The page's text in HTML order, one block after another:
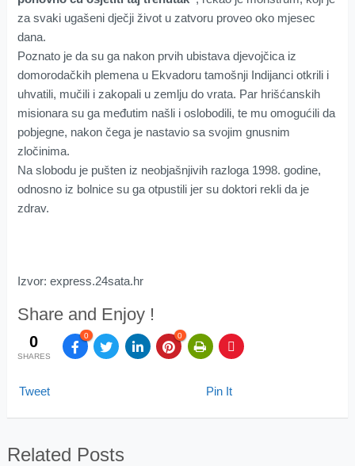
za svaki ugašeni dječji život u zatvoru proveo oko mjesec
dana.
Poznato je da su ga nakon prvih ubistava djevojčica iz
domorodačkih plemena u Ekvadoru tamošnji Indijanci otkrili i
uhvatili, mučili i zakopali u zemlju do vrata. Par hrišćanskih
misionara su ga međutim našli i oslobodili, te mu omogućili da
pobjegne, nakon čega je nastavio sa svojim gnusnim
zločinima.
Na slobodu je pušten iz neobjašnjivih razloga 1998. godine,
odnosno iz bolnice su ga otpustili jer su doktori rekli da je
zdrav.
Izvor: express.24sata.hr
Share and Enjoy !
0
SHARES
0 0
Tweet Pin It
Related Posts